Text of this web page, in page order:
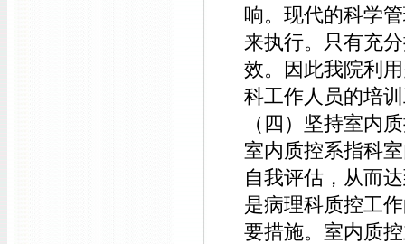
响。现代的科学
来执行。只有充
效。因此我院利
科工作人员的培
（四）坚持室内
室内质控系指科
自我评估，从而
是病理科质控工
要措施。室内质